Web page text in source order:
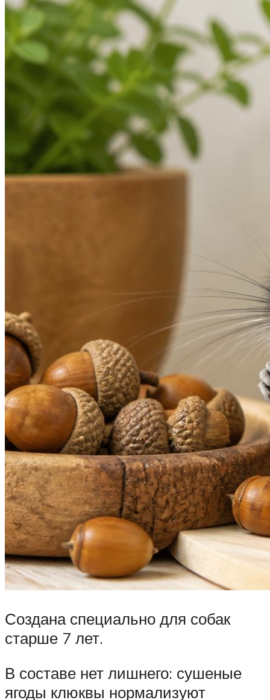
Создана специально для собак
старше 7 лет.
В составе нет лишнего: сушеные
ягоды клюквы нормализуют